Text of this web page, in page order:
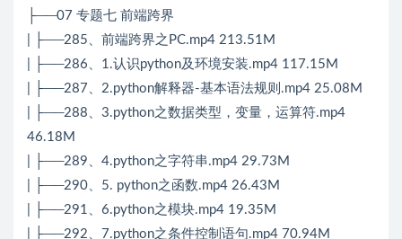
├──07 专题七 前端跨界
| ├──285、前端跨界之PC.mp4 213.51M
| ├──286、1.认识python及环境安装.mp4 117.15M
| ├──287、2.python解释器-基本语法规则.mp4 25.08M
| ├──288、3.python之数据类型，变量，运算符.mp4
46.18M
| ├──289、4.python之字符串.mp4 29.73M
| ├──290、5. python之函数.mp4 26.43M
| ├──291、6.python之模块.mp4 19.35M
| ├──292、7.python之条件控制语句.mp4 70.94M